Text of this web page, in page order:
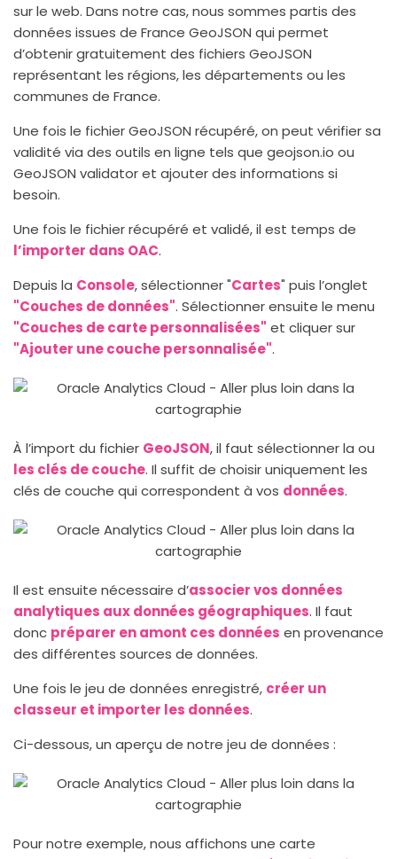
sur le web. Dans notre cas, nous sommes partis des
données issues de France GeoJSON qui permet
d’obtenir gratuitement des fichiers GeoJSON
représentant les régions, les départements ou les
communes de France.
Une fois le fichier GeoJSON récupéré, on peut vérifier sa
validité via des outils en ligne tels que geojson.io ou
GeoJSON validator et ajouter des informations si
besoin.
Une fois le fichier récupéré et validé, il est temps de
l’importer dans OAC.
Depuis la Console, sélectionner "Cartes" puis l’onglet
"Couches de données". Sélectionner ensuite le menu
"Couches de carte personnalisées" et cliquer sur
"Ajouter une couche personnalisée".
À l’import du fichier GeoJSON, il faut sélectionner la ou
les clés de couche. Il suffit de choisir uniquement les
clés de couche qui correspondent à vos données.
Il est ensuite nécessaire d’associer vos données
analytiques aux données géographiques. Il faut
donc préparer en amont ces données en provenance
des différentes sources de données.
Une fois le jeu de données enregistré, créer un
classeur et importer les données.
Ci-dessous, un aperçu de notre jeu de données :
Pour notre exemple, nous affichons une carte